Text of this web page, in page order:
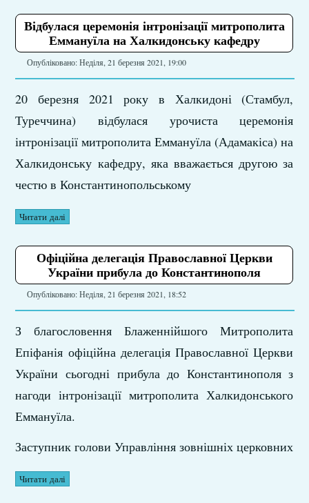
Відбулася церемонія інтронізації митрополита
Еммануїла на Халкидонську кафедру
Опубліковано: Неділя, 21 березня 2021, 19:00
20 березня 2021 року в Халкидоні (Стамбул,
Туреччина) відбулася урочиста церемонія
інтронізації митрополита Еммануїла (Адамакіса) на
Халкидонську кафедру, яка вважається другою за
честю в Константинопольському
Читати далі
Офіційна делегація Православної Церкви
України прибула до Константинополя
Опубліковано: Неділя, 21 березня 2021, 18:52
З благословення Блаженнійшого Митрополита
Епіфанія офіційна делегація Православної Церкви
України сьогодні прибула до Константинополя з
нагоди інтронізації митрополита Халкидонського
Еммануїла.
Заступник голови Управління зовнішніх церковних
Читати далі